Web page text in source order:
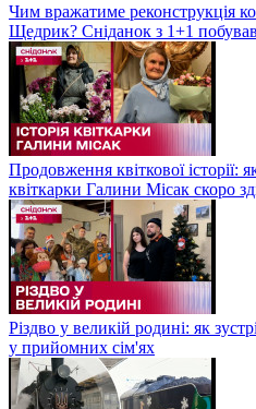
Чим вражатиме реконструкція
Щедрик? Сніданок з 1+1 побував
Продовження квіткової історії:
квіткарки Галини Місак скоро
Різдво у великій родині: як
у прийомних сім'ях